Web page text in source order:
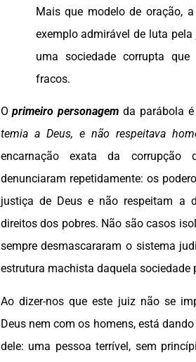
Mais que modelo de oração,
exemplo admirável de luta
uma sociedade corrupta
fracos.
Oprimeiro personagem da parábola
temia a Deus, e não respeitava
encarnação exata da corrupção
denunciaram repetidamente: os
justiça de Deus e não respeitam a
direitos dos pobres. Não são casos
sempre desmascararam o sistema
estrutura machista daquela sociedade
Ao dizer-nos que este juiz não se
Deus nem com os homens, está
dele: uma pessoa terrível, sem